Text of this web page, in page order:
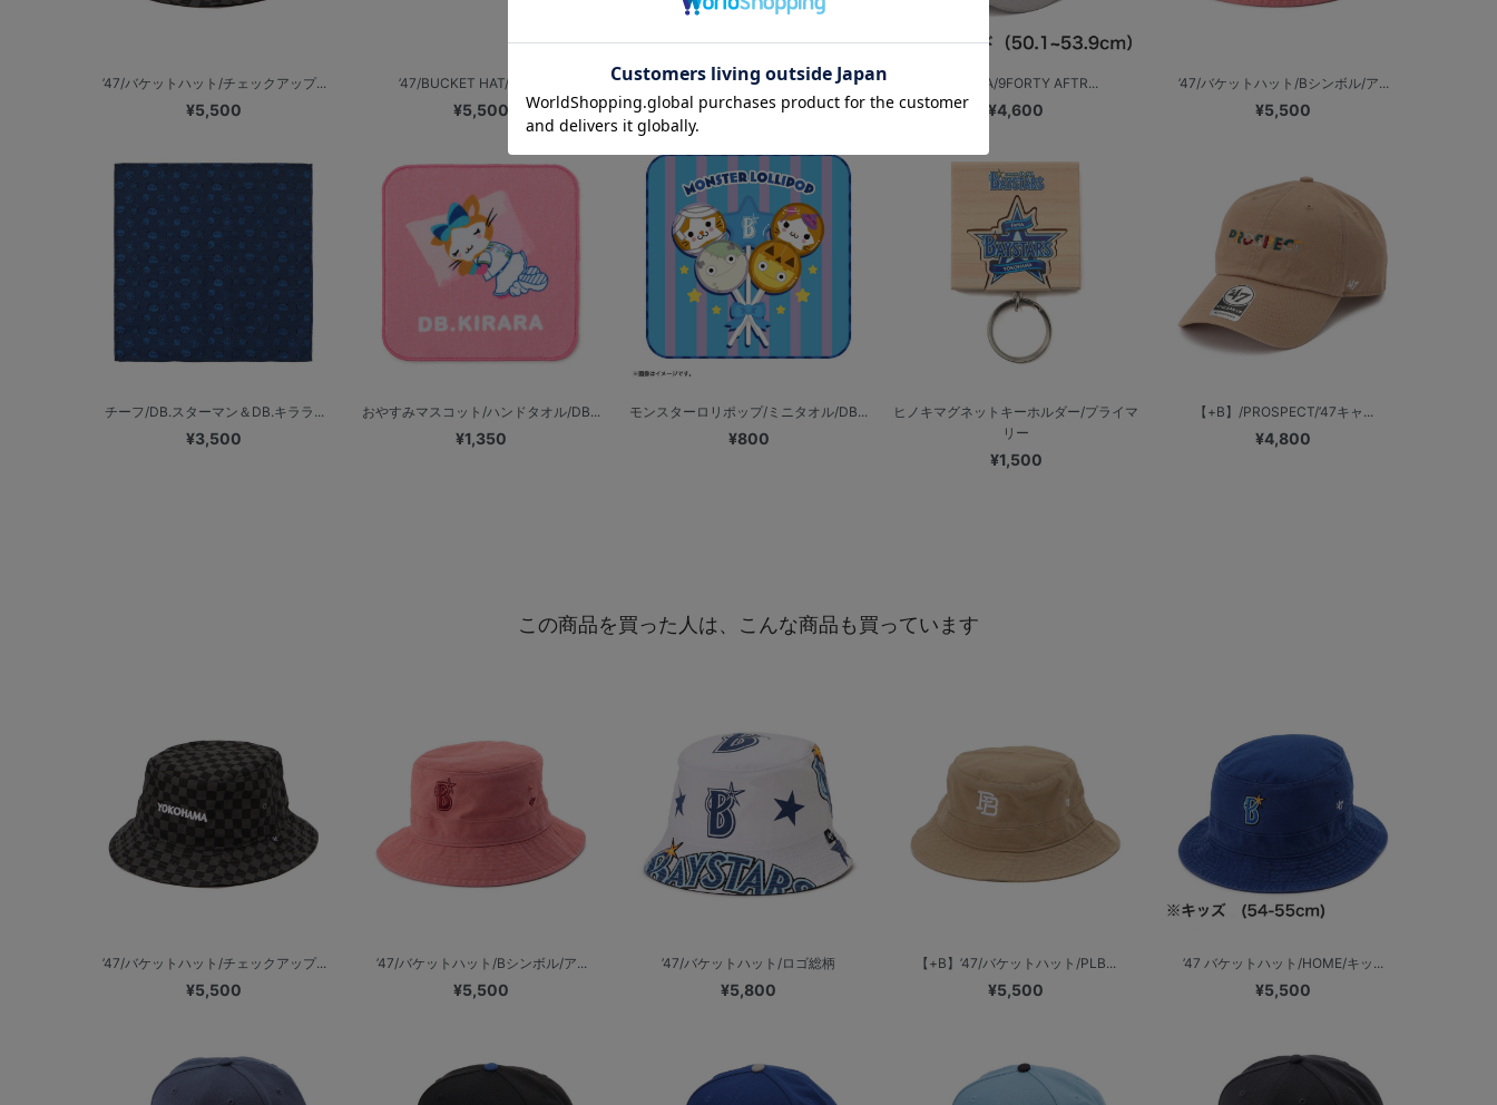
’47/バケットハット/チェックアップ...
¥5,500
’47/BUCKET HAT/ブラー/...
¥5,500
【+B】’47/バケットハット/PLB...
¥5,500
NEW ERA/9FORTY AFTR...
¥4,600
’47/バケットハット/Bシンボル/ア...
¥5,500
チーフ/DB.スターマン＆DB.キララ...
¥3,500
おやすみマスコット/ハンドタオル/DB...
¥1,350
モンスターロリポップ/ミニタオル/DB...
¥800
ヒノキマグネットキーホルダー/プライマ
リー
¥1,500
【+B】/PROSPECT/’47キャ...
¥4,800
この商品を買った人は、こんな商品も買っています
’47/バケットハット/チェックアップ...
¥5,500
’47/バケットハット/Bシンボル/ア...
¥5,500
’47/バケットハット/ロゴ総柄
¥5,800
【+B】’47/バケットハット/PLB...
¥5,500
’47 バケットハット/HOME/キッ...
¥5,500